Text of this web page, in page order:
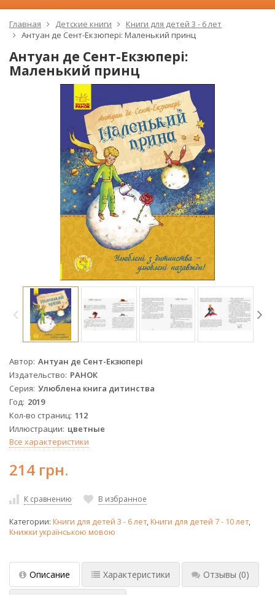
Главная Детские книги
Книги для детей 3 - 6 лет
Антуан де Сент-Екзюпері: Маленький принц
Антуан де Сент-Екзюпері:
Маленький принц
Автор Антуан де Сент-Екзюпері
Издательство РАНОК
Серия Улюблена книга дитинства
Год 2019
Кол-во страниц 112
Иллюстрации цветные
Все характеристики
214 грн.
К сравнению В избранное
Категории: Книги для детей 3 - 6 лет,Книги для детей 7 - 10 лет,
Книжки українською мовою
Описание Характеристики Отзывы (0)